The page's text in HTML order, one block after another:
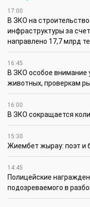
17:00
В ЗКО на
инфраструктуры за
направлено 17,7 млрд
16:45
В ЗКО особое внимание
животных, проверкам
16:00
В ЗКО сокращается
15:30
Жиембет жырау: поэт и
14:45
Полицейские
подозреваемого в